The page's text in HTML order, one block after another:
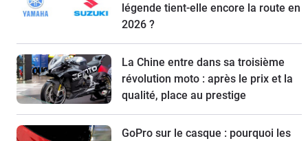
légende tient-elle encore la route en
2026 ?
La Chine entre dans sa troisième
révolution moto : après le prix et la
qualité, place au prestige
GoPro sur le casque : pourquoi les